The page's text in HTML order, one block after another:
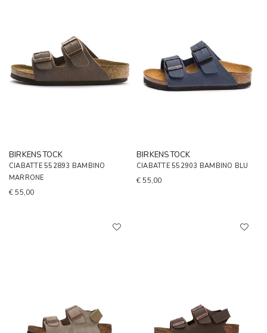
BIRKENSTOCK
CIABATTE 552893 BAMBINO
MARRONE
€ 55,00
BIRKENSTOCK
CIABATTE 552903 BAMBINO BLU
€ 55,00